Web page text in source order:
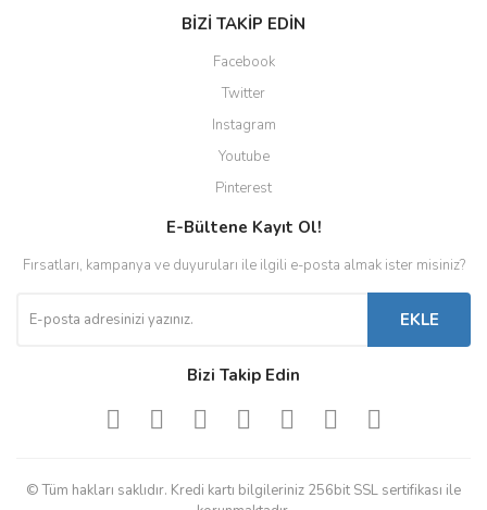
BİZİ TAKİP EDİN
Facebook
Twitter
Instagram
Youtube
Pinterest
E-Bültene Kayıt Ol!
Fırsatları, kampanya ve duyuruları ile ilgili e-posta almak ister misiniz?
EKLE
Bizi Takip Edin
© Tüm hakları saklıdır. Kredi kartı bilgileriniz 256bit SSL sertifikası ile